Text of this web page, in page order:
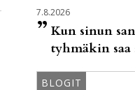
7.8.2026
” Kun sinun
tyhmäkin saa
BLOGIT